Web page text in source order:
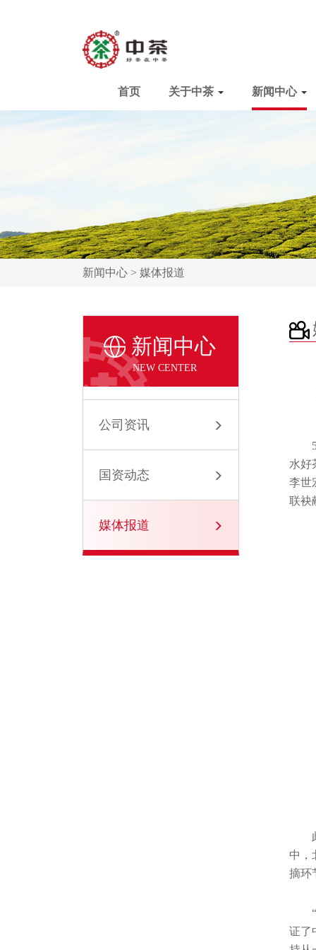
首页 关于中茶 新闻中心
新闻中心 > 媒体报道
新闻中心
NEW CENTER
公司资讯
国资动态
媒体报道
水好
李世
联袂
中，
摘环
证了